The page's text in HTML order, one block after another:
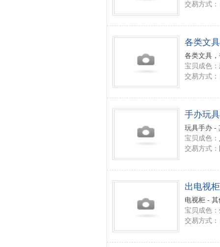
交易方式：
各类文
各类文具
宝贝成色：
交易方式：
手办玩
玩具手办 -
宝贝成色：
交易方式：
出电视柜
电视柜 - 其
宝贝成色：
交易方式：